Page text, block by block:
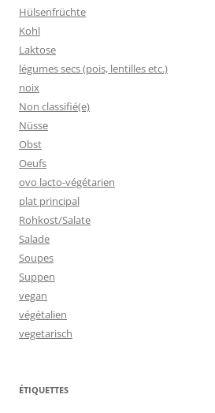
Hülsenfrüchte
Kohl
Laktose
légumes secs (pois, lentilles etc.)
noix
Non classifié(e)
Nüsse
Obst
Oeufs
ovo lacto-végétarien
plat principal
Rohkost/Salate
Salade
Soupes
Suppen
vegan
végétalien
vegetarisch
ÉTIQUETTES